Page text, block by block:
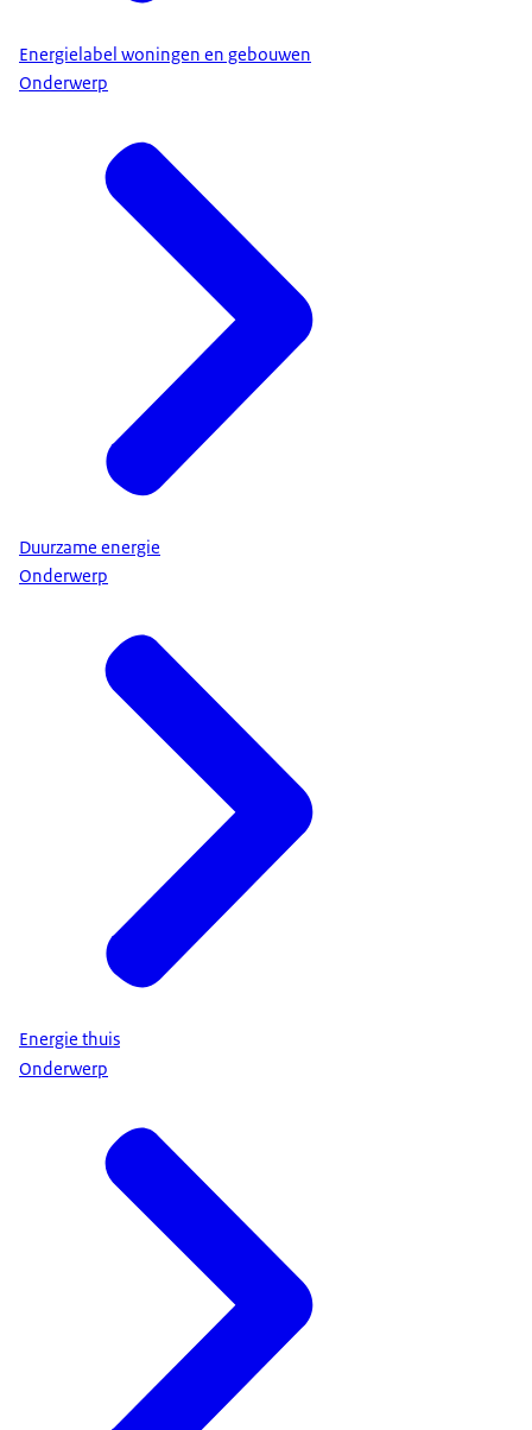
Energielabel woningen en gebouwen
Onderwerp
Duurzame energie
Onderwerp
Energie thuis
Onderwerp